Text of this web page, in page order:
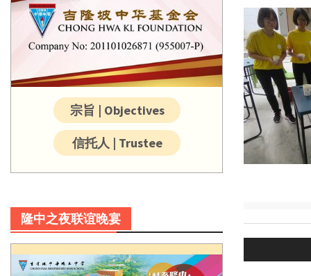
Post
宗旨 | Objectives
信托人 | Trustee
隆中之夜联谊晚宴